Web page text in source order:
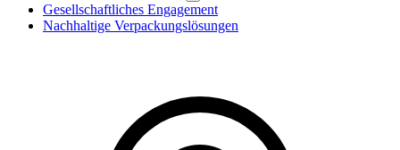
Gesellschaftliches Engagement
Nachhaltige Verpackungslösungen